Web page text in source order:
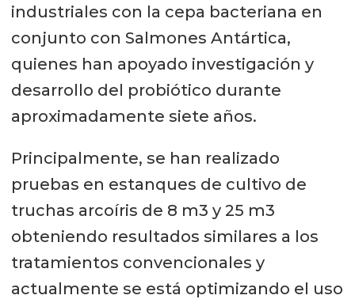
industriales con la cepa bacteriana en
conjunto con Salmones Antártica,
quienes han apoyado investigación y
desarrollo del probiótico durante
aproximadamente siete años.
Principalmente, se han realizado
pruebas en estanques de cultivo de
truchas arcoíris de 8 m3 y 25 m3
obteniendo resultados similares a los
tratamientos convencionales y
actualmente se está optimizando el uso